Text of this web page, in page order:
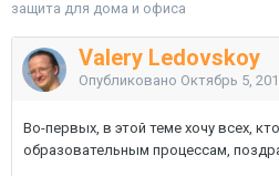
защита для дома и офиса
Valery Ledovskoy
Опубликовано Октябрь 5,
Во-первых, в этой теме хочу всех,
образовательным процессам,